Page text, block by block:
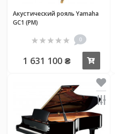
Акустический рояль Yamaha
GC1 (PM)
0
1 631 100 ₴